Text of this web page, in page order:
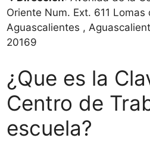
Oriente Num. Ext. 611
Aguascalientes ,
20169
¿Que es la
Centro de
escuela?